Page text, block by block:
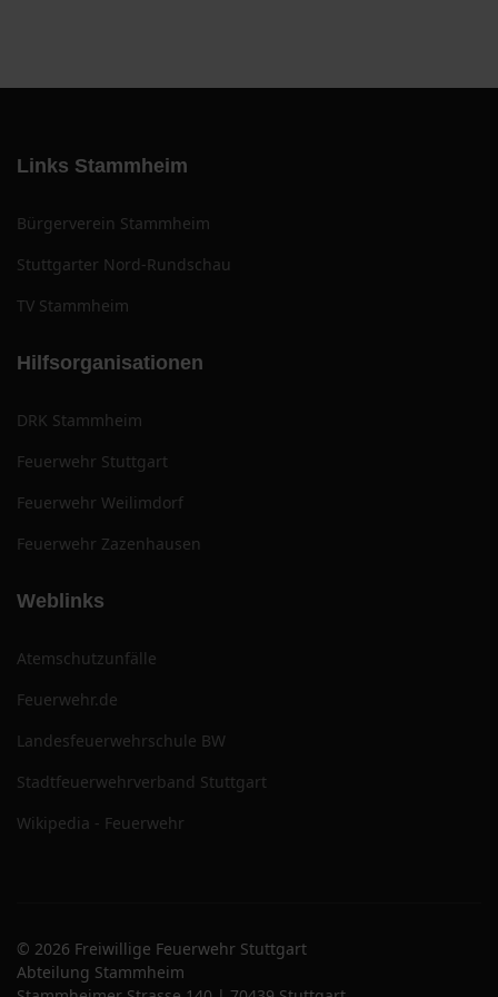
Links Stammheim
Bürgerverein Stammheim
Stuttgarter Nord-Rundschau
TV Stammheim
Hilfsorganisationen
DRK Stammheim
Feuerwehr Stuttgart
Feuerwehr Weilimdorf
Feuerwehr Zazenhausen
Weblinks
Atemschutzunfälle
Feuerwehr.de
Landesfeuerwehrschule BW
Stadtfeuerwehrverband Stuttgart
Wikipedia - Feuerwehr
© 2026 Freiwillige Feuerwehr Stuttgart
Abteilung Stammheim